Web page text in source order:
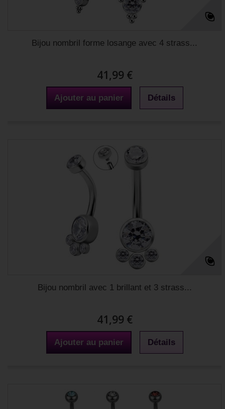
Bijou nombril forme losange avec 4 strass...
41,99 €
Ajouter au panier Détails
Bijou nombril avec 1 brillant et 3 strass...
41,99 €
Ajouter au panier Détails